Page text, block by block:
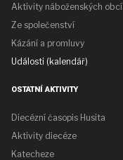
Aktivity náboženských obcí
Ze společenství
Kázání a promluvy
Události (kalendář)
OSTATNÍ AKTIVITY
Diecézní časopis Husita
Aktivity diecéze
Katecheze